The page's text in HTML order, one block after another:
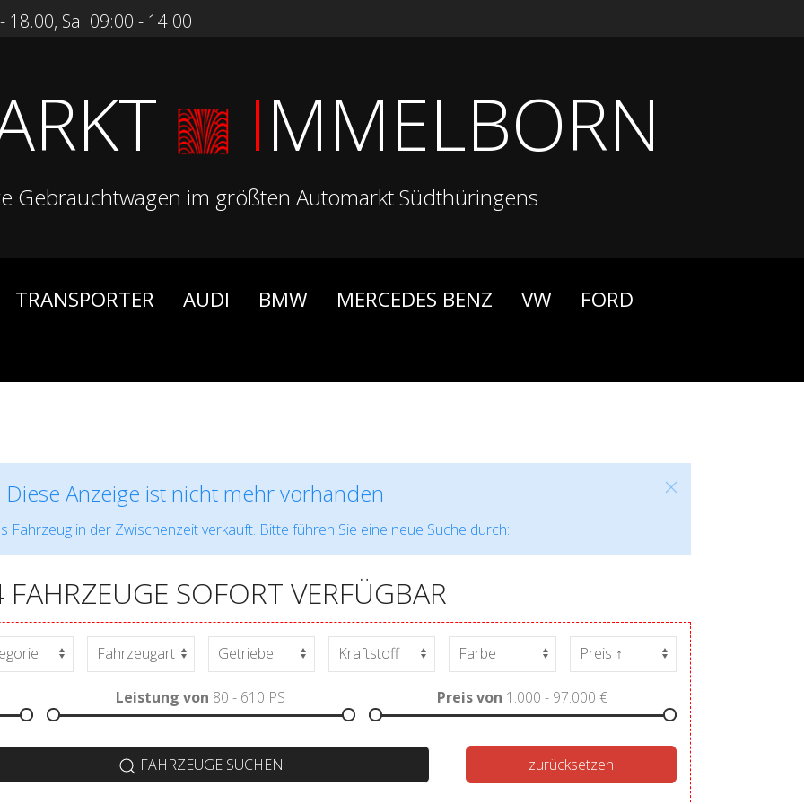
Sa: 09:00 - 14:00
IMMELBORN
Gebrauchtwagen im größten Automarkt Südthüringens
TRANSPORTER AUDI BMW MERCEDES BENZ VW FORD
Diese Anzeige ist nicht mehr vorhanden
Fahrzeug in der Zwischenzeit verkauft. Bitte führen Sie eine neue Suche durch:
SOFORT VERFÜGBAR
Leistung von 80 - 610 PS Preis von 1.000 - 97.000 €
FAHRZEUGE SUCHEN zurücksetzen